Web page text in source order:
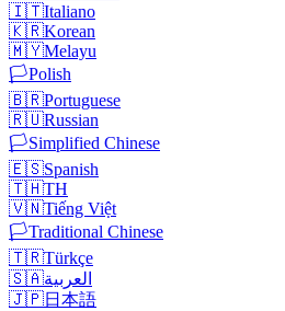
🇮🇹Italiano
🇰🇷Korean
🇲🇾Melayu
🏳️Polish
🇧🇷Portuguese
🇷🇺Russian
🏳️Simplified Chinese
🇪🇸Spanish
🇹🇭TH
🇻🇳Tiếng Việt
🏳️Traditional Chinese
🇹🇷Türkçe
🇸🇦العربية
🇯🇵日本語